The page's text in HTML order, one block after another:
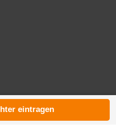
© 2026 die-kfzgutachter.de |
eintragen